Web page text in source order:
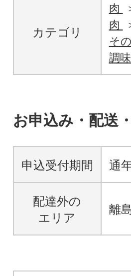
カテゴリ
肉
肉
そ
調
お申込み・配送
申込受付期間 通
配達外の
エリア
離